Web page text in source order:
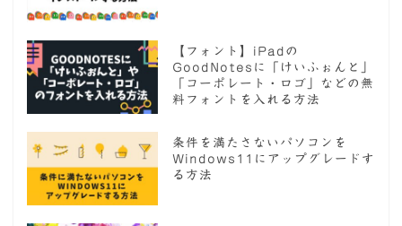
【フォント】iPadの
GoodNotesに「けいふぉんと」
「コーポレート・ロゴ」などの無
料フォントを入れる方法
条件を満たさないパソコンを
Windows11にアップグレードす
る方法